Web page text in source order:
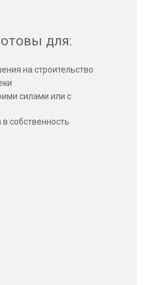
для:
на строительство
силами или с
собственность